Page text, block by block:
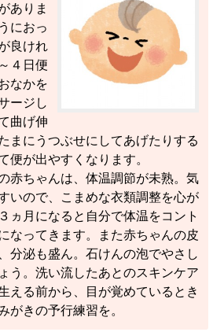
ありま
におっ
良けれ
４日便
なかを
ージし
曲げ伸
まにうつぶせにしてあげたりする
便が出やすくなります。
赤ちゃんは、体温調節が未熟。気
いので、こまめな衣類調整を心が
ヵ月になると自分で体温をコント
なってきます。また赤ちゃんの皮
分泌も盛ん。石けんの泡でやさし
う。洗い流したあとのスキンケア
える前から、目が覚めているとき
がきの予行練習を。